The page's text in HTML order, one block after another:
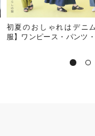
初夏のおしゃれはデニ
服】ワンピース・パンツ